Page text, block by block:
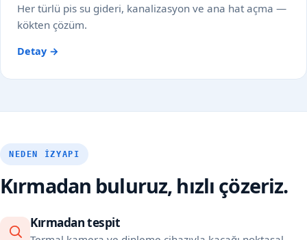
Her türlü pis su gideri, kanalizasyon ve ana hat açma —
kökten çözüm.
Detay →
NEDEN İZYAPI
Kırmadan buluruz, hızlı çözeriz.
Kırmadan tespit